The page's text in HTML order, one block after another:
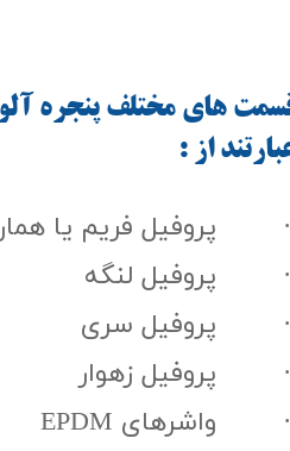
· پروفیل فریم یا
· پروفیل لنگه
· پروفیل سری
· پروفیل زهوار
· واشرهای EPDM
های مختلف پنجره
از :​​​​​​​